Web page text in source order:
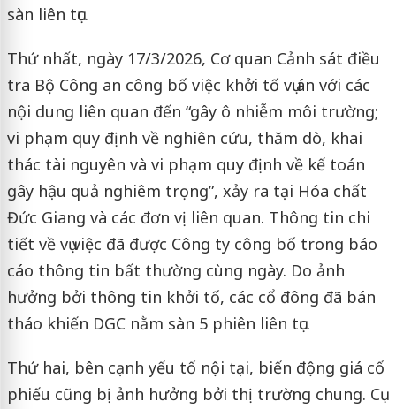
sàn liên tục.
Thứ nhất, ngày 17/3/2026, Cơ quan Cảnh sát điều
tra Bộ Công an công bố việc khởi tố vụ án với các
nội dung liên quan đến “gây ô nhiễm môi trường;
vi phạm quy định về nghiên cứu, thăm dò, khai
thác tài nguyên và vi phạm quy định về kế toán
gây hậu quả nghiêm trọng”, xảy ra tại Hóa chất
Đức Giang và các đơn vị liên quan. Thông tin chi
tiết về vụ việc đã được Công ty công bố trong báo
cáo thông tin bất thường cùng ngày. Do ảnh
hưởng bởi thông tin khởi tố, các cổ đông đã bán
tháo khiến DGC nằm sàn 5 phiên liên tục.
Thứ hai, bên cạnh yếu tố nội tại, biến động giá cổ
phiếu cũng bị ảnh hưởng bởi thị trường chung. Cụ